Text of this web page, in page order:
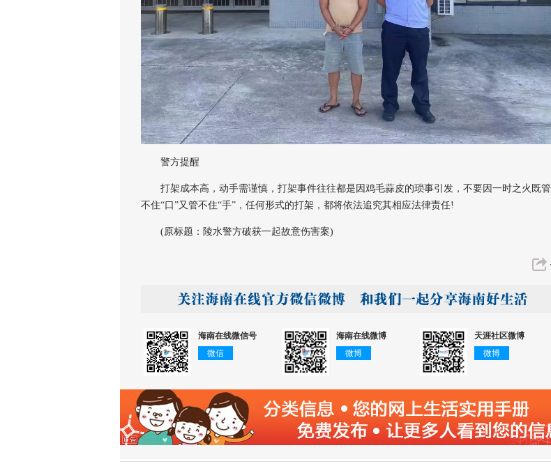
警方提醒
打架成本高，动手需谨慎，打架事件往往都是因鸡毛蒜皮的琐事引发，不要因一时之火既管
不住“口”又管不住“手”，任何形式的打架，都将依法追究其相应法律责任!
(原标题：陵水警方破获一起故意伤害案)
海南在线微信号
微信
海南在线微博
微博
天涯社区微博
微博